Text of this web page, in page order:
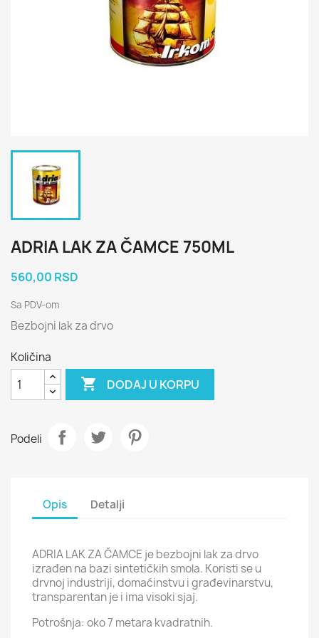
ADRIA LAK ZA ČAMCE 750ML
560,00 RSD
Sa PDV-om
Bezbojni lak za drvo
Količina
 DODAJ U KORPU
Podeli
Opis Detalji
ADRIA LAK ZA ČAMCE je bezbojni lak za drvo
izrađen na bazi sintetičkih smola. Koristi se u
drvnoj industriji, domaćinstvu i građevinarstvu,
transparentan je i ima visoki sjaj.
Potrošnja: oko 7 metara kvadratnih.